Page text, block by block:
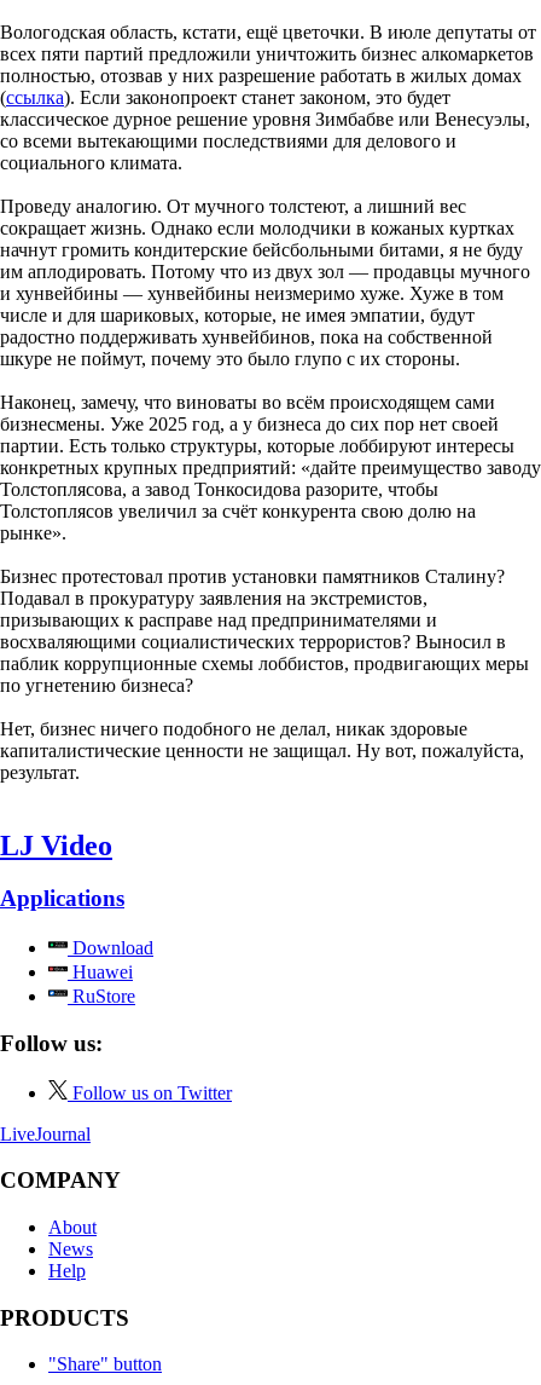
Вологодская область, кстати, ещё цветочки. В июле депутаты от
всех пяти партий предложили уничтожить бизнес алкомаркетов
полностью, отозвав у них разрешение работать в жилых домах
(ссылка). Если законопроект станет законом, это будет
классическое дурное решение уровня Зимбабве или Венесуэлы,
со всеми вытекающими последствиями для делового и
социального климата.
Проведу аналогию. От мучного толстеют, а лишний вес
сокращает жизнь. Однако если молодчики в кожаных куртках
начнут громить кондитерские бейсбольными битами, я не буду
им аплодировать. Потому что из двух зол — продавцы мучного
и хунвейбины — хунвейбины неизмеримо хуже. Хуже в том
числе и для шариковых, которые, не имея эмпатии, будут
радостно поддерживать хунвейбинов, пока на собственной
шкуре не поймут, почему это было глупо с их стороны.
Наконец, замечу, что виноваты во всём происходящем сами
бизнесмены. Уже 2025 год, а у бизнеса до сих пор нет своей
партии. Есть только структуры, которые лоббируют интересы
конкретных крупных предприятий: «дайте преимущество заводу
Толстоплясова, а завод Тонкосидова разорите, чтобы
Толстоплясов увеличил за счёт конкурента свою долю на
рынке».
Бизнес протестовал против установки памятников Сталину?
Подавал в прокуратуру заявления на экстремистов,
призывающих к расправе над предпринимателями и
восхваляющими социалистических террористов? Выносил в
паблик коррупционные схемы лоббистов, продвигающих меры
по угнетению бизнеса?
Нет, бизнес ничего подобного не делал, никак здоровые
капиталистические ценности не защищал. Ну вот, пожалуйста,
результат.
LJ Video
Applications
Download
Huawei
RuStore
Follow us:
Follow us on Twitter
LiveJournal
COMPANY
About
News
Help
PRODUCTS
"Share" button